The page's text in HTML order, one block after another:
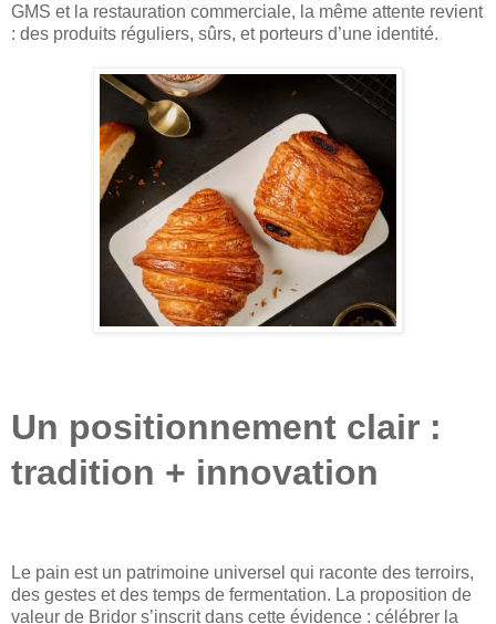
GMS et la restauration commerciale, la même attente revient
: des produits réguliers, sûrs, et porteurs d’une identité.
Un positionnement clair :
tradition + innovation
Le pain est un patrimoine universel qui raconte des terroirs,
des gestes et des temps de fermentation. La proposition de
valeur de Bridor s’inscrit dans cette évidence : célébrer la